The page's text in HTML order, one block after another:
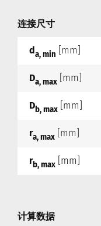
连接尺寸
da, min [mm]
Da, max [mm]
Db, max [mm]
ra, max [mm]
rb, max [mm]
计算数据